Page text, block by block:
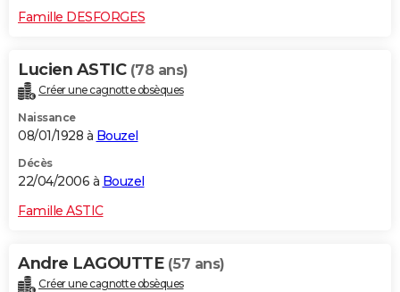
Famille DESFORGES
Lucien ASTIC (78 ans)
Créer une cagnotte obsèques
Naissance
08/01/1928 à Bouzel
Décès
22/04/2006 à Bouzel
Famille ASTIC
Andre LAGOUTTE (57 ans)
Créer une cagnotte obsèques